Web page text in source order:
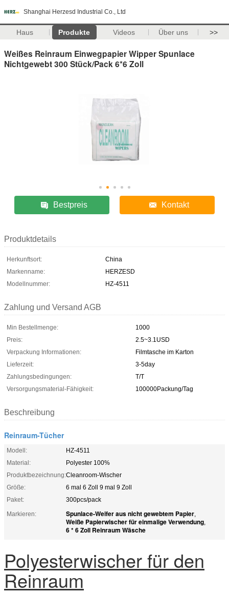
Shanghai Herzesd Industrial Co., Ltd
Haus Produkte Videos Über uns >>
Weißes Reinraum Einwegpapier Wipper Spunlace
Nichtgewebt 300 Stück/Pack 6*6 Zoll
Bestpreis Kontakt
Produktdetails
Herkunftsort:
China
Markenname:
HERZESD
Modellnummer:
HZ-4511
Zahlung und Versand AGB
Min Bestellmenge:
1000
Preis:
2.5~3.1USD
Verpackung Informationen:
Filmtasche im Karton
Lieferzeit:
3-5day
Zahlungsbedingungen:
T/T
Versorgungsmaterial-Fähigkeit:
100000Packung/Tag
Beschreibung
Reinraum-Tücher
Modell:
HZ-4511
Material:
Polyester 100%
Produktbezeichnung:Cleanroom-Wischer
Größe:
6 mal 6 Zoll 9 mal 9 Zoll
Paket:
300pcs/pack
Markieren:
Spunlace-Weifer aus nicht gewebtem Papier,
Weiße Papierwischer für einmalige Verwendung,
6 * 6 Zoll Reinraum Wäsche
Polyesterwischer für den
Reinraum